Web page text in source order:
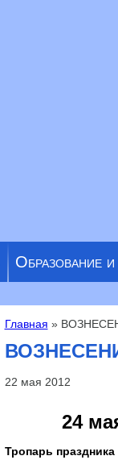
Образование
Вы здесь
Главная »
22 мая 2012
24
Тропарь праздника